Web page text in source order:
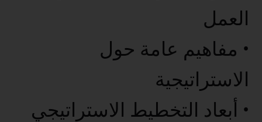
العمل
• مفاهيم عامة حول
الاستراتيجية
• أبعاد التخطيط الاستراتيجي